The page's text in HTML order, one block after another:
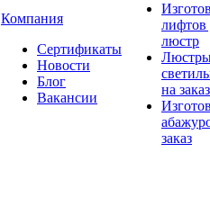
Компания
Сертификаты
Новости
Блог
Вакансии
лифтов
люстр
на заказ
заказ